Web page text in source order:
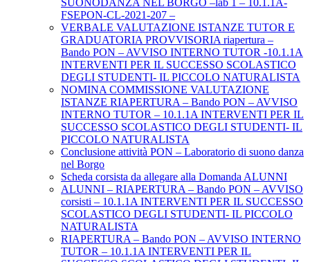
SUONODANZA NEL BORGO –lab 1 – 10.1.1A-
FSEPON-CL-2021-207 –
VERBALE VALUTAZIONE ISTANZE TUTOR E
GRADUATORIA PROVVISORIA riapertura –
Bando PON – AVVISO INTERNO TUTOR -10.1.1A
INTERVENTI PER IL SUCCESSO SCOLASTICO
DEGLI STUDENTI- IL PICCOLO NATURALISTA
NOMINA COMMISSIONE VALUTAZIONE
ISTANZE RIAPERTURA – Bando PON – AVVISO
INTERNO TUTOR – 10.1.1A INTERVENTI PER IL
SUCCESSO SCOLASTICO DEGLI STUDENTI- IL
PICCOLO NATURALISTA
Conclusione attività PON – Laboratorio di suono danza
nel Borgo
Scheda corsista da allegare alla Domanda ALUNNI
ALUNNI – RIAPERTURA – Bando PON – AVVISO
corsisti – 10.1.1A INTERVENTI PER IL SUCCESSO
SCOLASTICO DEGLI STUDENTI- IL PICCOLO
NATURALISTA
RIAPERTURA – Bando PON – AVVISO INTERNO
TUTOR – 10.1.1A INTERVENTI PER IL